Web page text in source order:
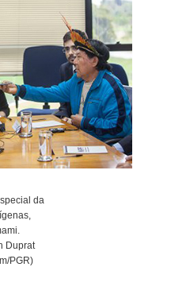
da
Duprat
PGR)